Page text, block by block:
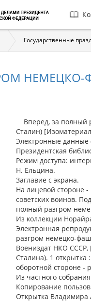
Государственные
Вперед, за полный
Сталин)
Электронные данные
Президентская
Режим доступа:
Н. Ельцина.
Заглавие с экрана.
На лицевой стороне
советских воинов.
полный разгром
Из коллекции
Электронная
разгром немецко-
Воениздат НКО СССР,
Сталина). 1 открытка
оборотной стороне -
Из частного
Копирование
Открытка Владимира